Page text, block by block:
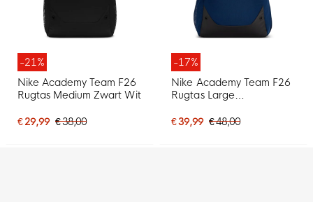
-21%
Nike Academy Team F26
Rugtas Medium Zwart Wit
€ 29,99 € 38,00
-17%
Nike Academy Team F26
Rugtas Large
€ 39,99 € 48,00